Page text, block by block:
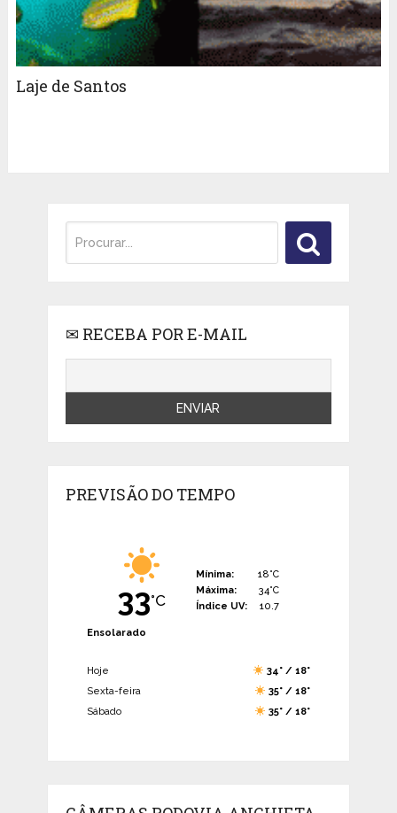
Laje de Santos
✉ RECEBA POR E-MAIL
PREVISÃO DO TEMPO
33°C
Mínima:
18°C
Máxima:
34°C
Índice UV:
10.7
Ensolarado
Hoje
34° / 18°
Sexta-feira
35° / 18°
Sábado
35° / 18°